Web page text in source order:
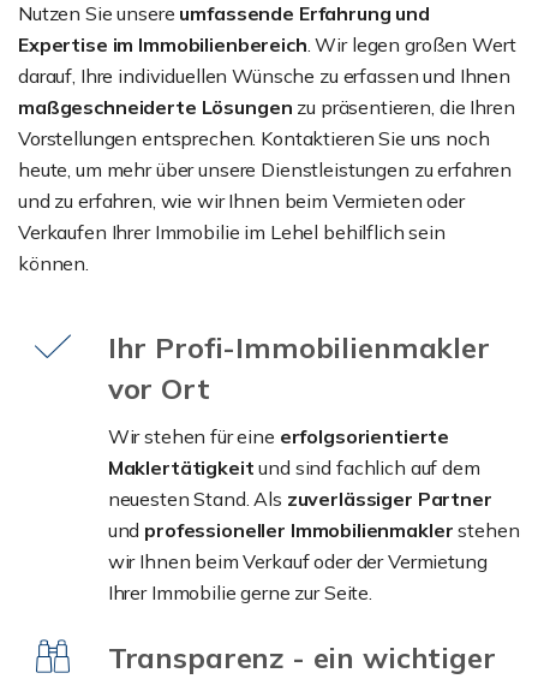
Nutzen Sie unsere umfassende Erfahrung und
Expertise im Immobilienbereich. Wir legen großen Wert
darauf, Ihre individuellen Wünsche zu erfassen und Ihnen
maßgeschneiderte Lösungen zu präsentieren, die Ihren
Vorstellungen entsprechen. Kontaktieren Sie uns noch
heute, um mehr über unsere Dienstleistungen zu erfahren
und zu erfahren, wie wir Ihnen beim Vermieten oder
Verkaufen Ihrer Immobilie im Lehel behilflich sein
können.
Ihr Profi-Immobilienmakler
vor Ort
Wir stehen für eine erfolgsorientierte
Maklertätigkeit und sind fachlich auf dem
neuesten Stand. Als zuverlässiger Partner
und professioneller Immobilienmakler stehen
wir Ihnen beim Verkauf oder der Vermietung
Ihrer Immobilie gerne zur Seite.
Transparenz - ein wichtiger